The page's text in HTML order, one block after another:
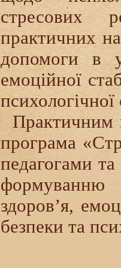
стресових
практичних
допомоги в
емоційної
психологічної
Практичним
програма
педагогами
формуванню
здоров’я,
безпеки та